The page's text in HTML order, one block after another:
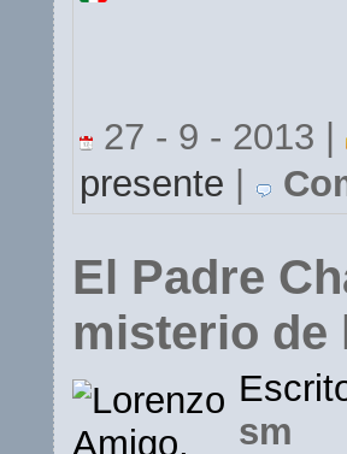
27 - 9 - 2013 |
presente |
El Padre
misterio de
sm